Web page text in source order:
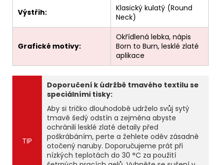
Výstřih:
Klasický kulatý (Round
Neck)
Grafické motivy:
Okřídlená lebka, nápis
Born to Burn, lesklé zlaté
aplikace
TIP
Doporučení k údržbě tmavého textilu se
speciálními tisky:
Aby si tričko dlouhodobě udrželo svůj sytý
tmavě šedý odstín a zejména abyste
ochránili lesklé zlaté detaily před
poškrábáním, perte a žehlete oděv zásadně
otočený naruby. Doporučujeme prát při
nízkých teplotách do 30 °C za použití